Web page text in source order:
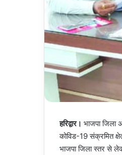
हरिद्वार। भाजपा जिला
कोविड-19 संक्रमित
भाजपा जिला स्तर से